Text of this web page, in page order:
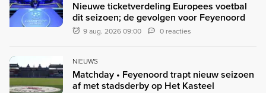
Nieuwe ticketverdeling Europees voetbal
dit seizoen; de gevolgen voor Feyenoord
9 aug. 2026 09:00 0 reacties
NIEUWS
Matchday • Feyenoord trapt nieuw seizoen
af met stadsderby op Het Kasteel